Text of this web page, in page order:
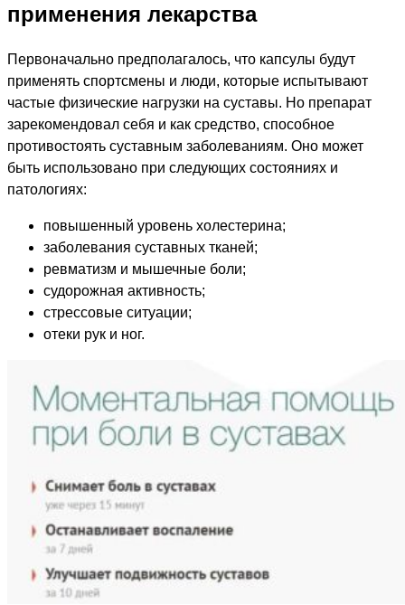
применения лекарства
Первоначально предполагалось, что капсулы будут
применять спортсмены и люди, которые испытывают
частые физические нагрузки на суставы. Но препарат
зарекомендовал себя и как средство, способное
противостоять суставным заболеваниям. Оно может
быть использовано при следующих состояниях и
патологиях:
повышенный уровень холестерина;
заболевания суставных тканей;
ревматизм и мышечные боли;
судорожная активность;
стрессовые ситуации;
отеки рук и ног.